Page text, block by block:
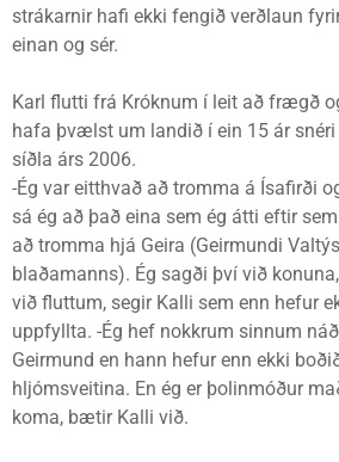
strákarnir hafi ekki fengið verðlaun
einan og sér.
Karl flutti frá Króknum í leit að frægð
hafa þvælst um landið í ein 15 ár
síðla árs 2006.
-Ég var eitthvað að tromma á Ísafirði
sá ég að það eina sem ég átti eftir
að tromma hjá Geira (Geirmundi
blaðamanns). Ég sagði því við
við fluttum, segir Kalli sem enn hefur
uppfyllta. -Ég hef nokkrum sinnum
Geirmund en hann hefur enn ekki
hljómsveitina. En ég er þolinmóður
koma, bætir Kalli við.